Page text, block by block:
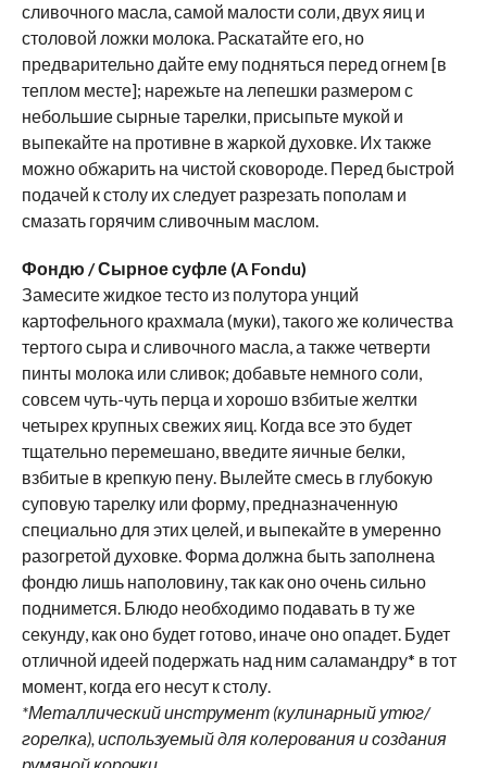
сливочного масла, самой малости соли, двух яиц и
столовой ложки молока. Раскатайте его, но
предварительно дайте ему подняться перед огнем [в
теплом месте]; нарежьте на лепешки размером с
небольшие сырные тарелки, присыпьте мукой и
выпекайте на противне в жаркой духовке. Их также
можно обжарить на чистой сковороде. Перед быстрой
подачей к столу их следует разрезать пополам и
смазать горячим сливочным маслом.
Фондю / Сырное суфле (A Fondu)
Замесите жидкое тесто из полутора унций
картофельного крахмала (муки), такого же количества
тертого сыра и сливочного масла, а также четверти
пинты молока или сливок; добавьте немного соли,
совсем чуть-чуть перца и хорошо взбитые желтки
четырех крупных свежих яиц. Когда все это будет
тщательно перемешано, введите яичные белки,
взбитые в крепкую пену. Вылейте смесь в глубокую
суповую тарелку или форму, предназначенную
специально для этих целей, и выпекайте в умеренно
разогретой духовке. Форма должна быть заполнена
фондю лишь наполовину, так как оно очень сильно
поднимется. Блюдо необходимо подавать в ту же
секунду, как оно будет готово, иначе оно опадет. Будет
отличной идеей подержать над ним саламандру* в тот
момент, когда его несут к столу.
*Металлический инструмент (кулинарный утюг/
горелка), используемый для колерования и создания